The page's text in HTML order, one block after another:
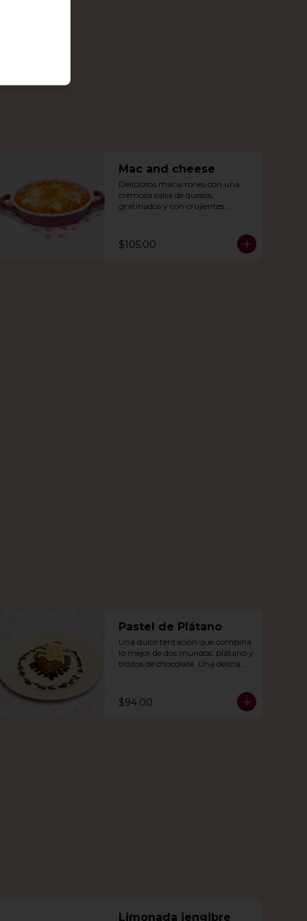
Mac and cheese
Deliciosos macarrones con una
cremosa salsa de quesos,
gratinados y con crujientes
$105.00
Pastel de Plátano
Una dulce tentación que combina
lo mejor de dos mundos: plátano y
trozos de chocolate. Una delicia
$94.00
Limonada jengibre